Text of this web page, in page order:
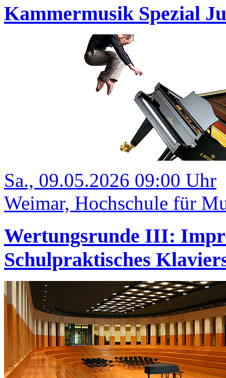
Kammermusik Spezial
Sa., 09.05.2026 09:00 Uhr
Weimar, Hochschule für
Wertungsrunde III:
Schulpraktisches